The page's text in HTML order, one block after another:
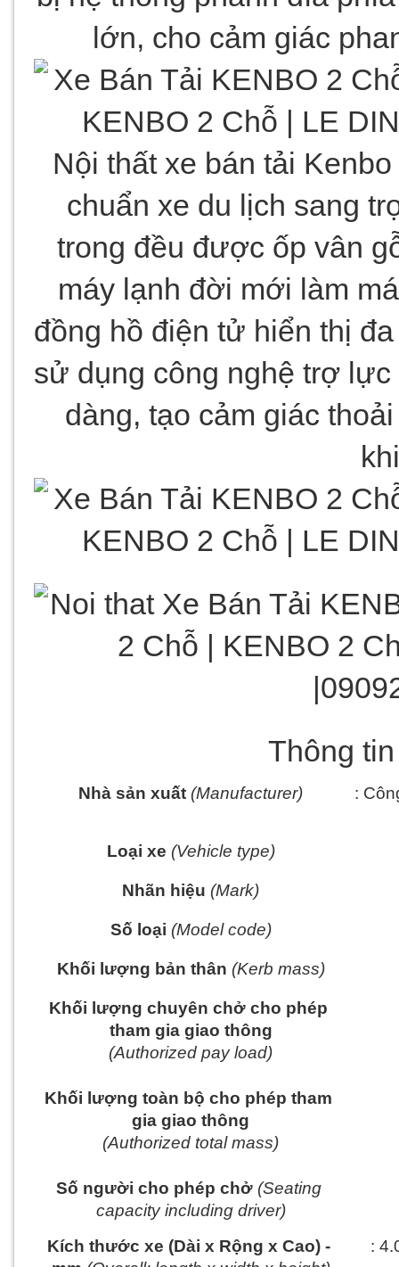
lớn, cho cảm giác
Nội thất xe bán tải
chuẩn xe du lịch sang
trong đều được ốp vân
máy lạnh đời mới làm
đồng hồ điện tử hiển thị
sử dụng công nghệ trợ
dàng, tạo cảm giác
Thông
Nhà sản xuất (Manufacturer) :
Loại xe (Vehicle type)
Nhãn hiệu (Mark)
Số loại (Model code)
Khối lượng bản thân (Kerb mass)
Khối lượng chuyên chở cho phép
tham gia giao thông
(Authorized pay load)
Khối lượng toàn bộ cho phép tham
gia giao thông
(Authorized total mass)
Số người cho phép chở (Seating
capacity including driver)
Kích thước xe (Dài x Rộng x Cao) -
: